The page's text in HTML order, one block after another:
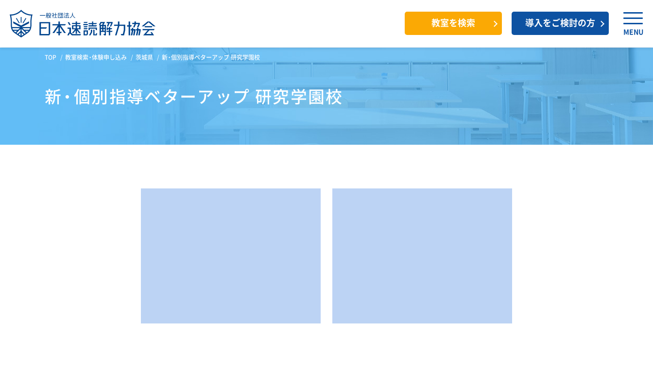
教室を検索 導入をご検討の方
MENU
TOP 教室検索・体験申し込み 茨城県 新・個別指導ベターアップ 研究学園校
新・個別指導ベターアップ 研究学園校